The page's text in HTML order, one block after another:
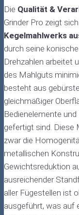
Die Qualität &
Grinder Pro zeigt
Kegelmahlwerks
durch seine
Drehzahlen arbeitet
des Mahlguts
besteht aus
gleichmäßiger
Bedienelemente
gefertigt sind. Diese
zwar die
metallischen
Gewichtsreduktion
ausreichender
aller Fügestellen ist
ausgeführt, was auf